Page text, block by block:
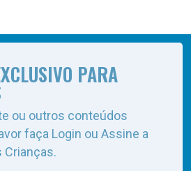
PARA
ou outros conteúdos
faça Login ou Assine a
Crianças.